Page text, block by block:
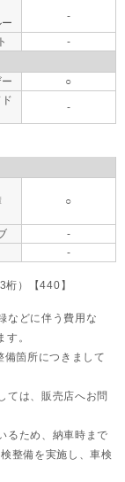
-
-
○
-
○
-
-
）【440】
などに伴う費用な
。
備箇所につきまして
ては、販売店へお問
るため、納車時まで
整備を実施し、車検